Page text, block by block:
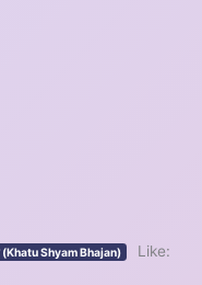
(Khatu Shyam Bhajan)
Like: